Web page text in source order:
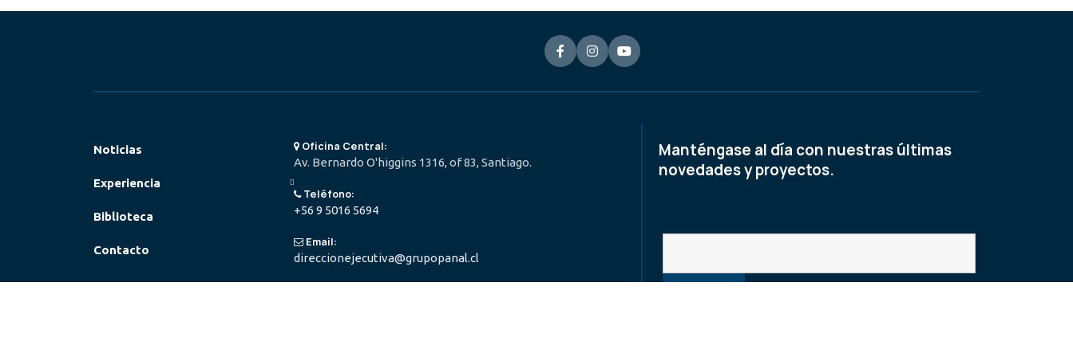
Noticias
Experiencia
Biblioteca
Contacto
Oficina Central:
Av. Bernardo O'higgins 1316, of 83, Santiago.
Teléfono:
+56 9 5016 5694
Email:
direccionejecutiva@grupopanal.cl
Manténgase al día con nuestras últimas
novedades y proyectos.